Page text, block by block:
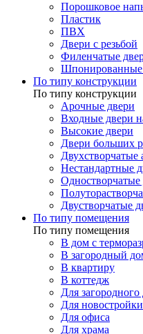
Порошковое
Пластик
ПВХ
Двери с резьбой
Филенчатые
Шпонированные
По типу конструкции
По типу конструкции
Арочные двери
Входные двери
Высокие двери
Двери больших
Двухстворчатые
Нестандартные
Одностворчатые
Двустворчатые
По типу помещения
По типу помещения
В дом с
В загородный
В квартиру
В коттедж
Для загородного
Для новостройки
Для офиса
Для храма